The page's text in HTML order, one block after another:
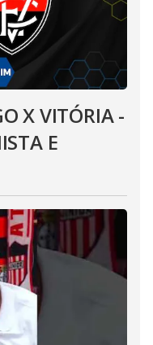
X VITÓRIA -
E